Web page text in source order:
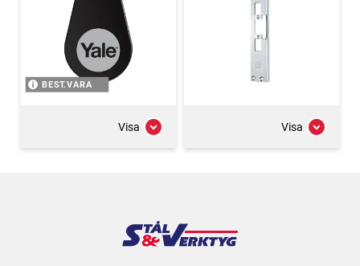
BEST.VARA
Visa Visa